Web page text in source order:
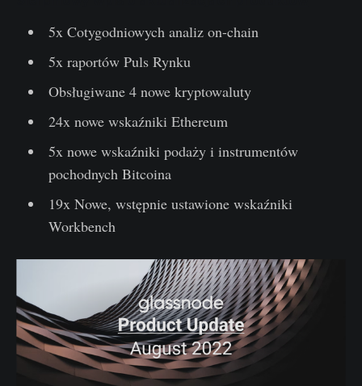
5x Cotygodniowych analiz on-chain
5x raportów Puls Rynku
Obsługiwane 4 nowe kryptowaluty
24x nowe wskaźniki Ethereum
5x nowe wskaźniki podaży i instrumentów
pochodnych Bitcoina
19x Nowe, wstępnie ustawione wskaźniki
Workbench